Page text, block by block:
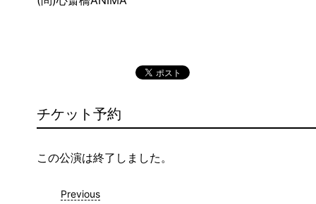
チケット予約
この公演は終了しました。
Previous